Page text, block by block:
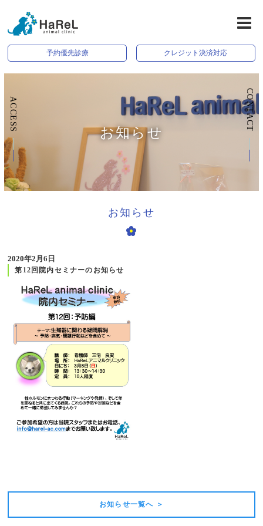
予約優先診療 クレジット決済対応
お知らせ
ACCESS CONTACT
お知らせ
2020年2月6日
第12回院内セミナーのお知らせ
お知らせ一覧へ ＞